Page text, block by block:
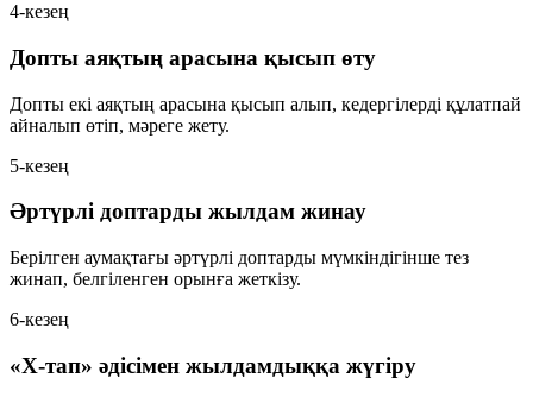
4-кезең
Допты аяқтың арасына қысып өту
Допты екі аяқтың арасына қысып алып, кедергілерді құлатпай
айналып өтіп, мәреге жету.
5-кезең
Әртүрлі доптарды жылдам жинау
Берілген аумақтағы әртүрлі доптарды мүмкіндігінше тез
жинап, белгіленген орынға жеткізу.
6-кезең
«Х-тап» әдісімен жылдамдыққа жүгіру